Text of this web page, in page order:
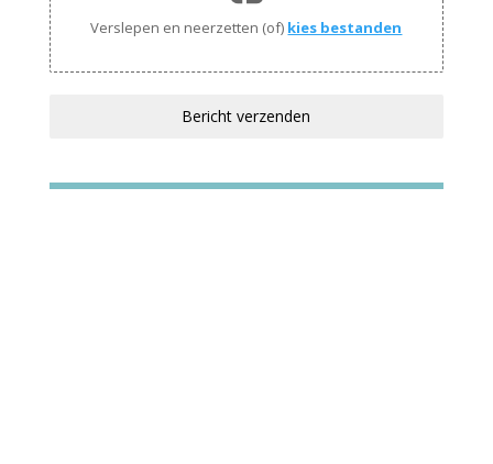
Verslepen en neerzetten (of) kies bestanden
Bericht verzenden